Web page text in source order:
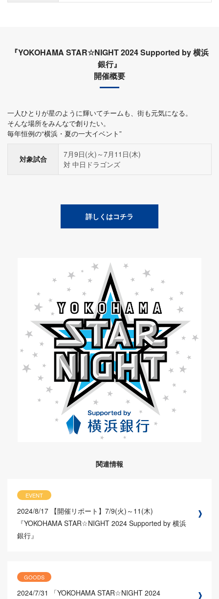
『YOKOHAMA STAR☆NIGHT 2024 Supported by 横浜
銀行』
開催概要
一人ひとりが星のように輝いてチームも、街も元気になる。
そんな場所をみんなで創りたい。
毎年恒例の“横浜・夏の一大イベント”
対象試合
7月9日(火)～7月11日(木)
対 中日ドラゴンズ
詳しくはコチラ
関連情報
EVENT
2024/8/17 【開催リポート】7/9(火)～11(木)
『YOKOHAMA STAR☆NIGHT 2024 Supported by 横浜
銀行』
GOODS
2024/7/31 「YOKOHAMA STAR☆NIGHT 2024